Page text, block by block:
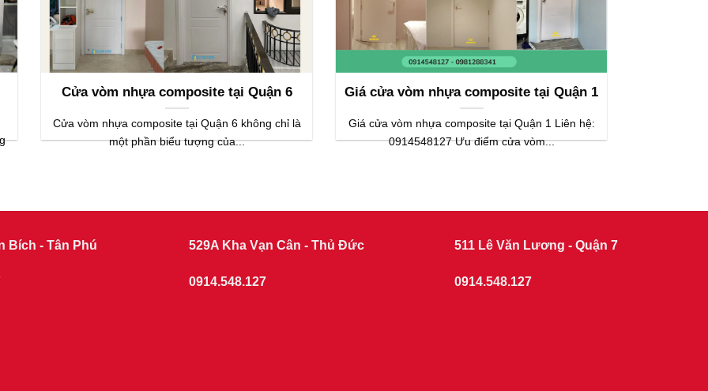
Cửa vòm nhựa composite tại Quận 6
Cửa vòm nhựa composite tại Quận 6 không chỉ là
một phần biểu tượng của...
Giá cửa vòm nhựa composite tại Quận 1
Giá cửa vòm nhựa composite tại Quận 1 Liên hệ:
0914548127 Ưu điểm cửa vòm...
Bích - Tân Phú 529A Kha Vạn Cân - Thủ Đức
0914.548.127
511 Lê Văn Lương - Quận 7
0914.548.127